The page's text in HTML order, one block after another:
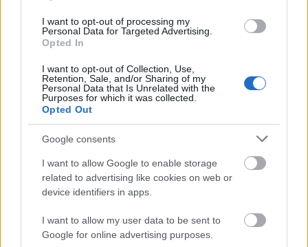
I want to opt-out of processing my
Personal Data for Targeted Advertising.
Opted In
I want to opt-out of Collection, Use,
Retention, Sale, and/or Sharing of my
Personal Data that Is Unrelated with the
Purposes for which it was collected.
Opted Out
Google consents
I want to allow Google to enable storage
related to advertising like cookies on web or
device identifiers in apps.
I want to allow my user data to be sent to
Google for online advertising purposes.
magyar box office: a szörnyek koldusa